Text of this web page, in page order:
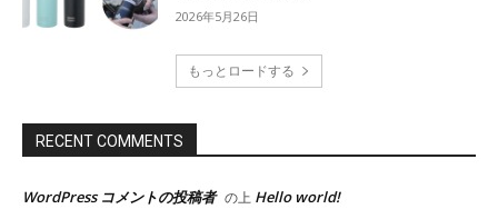
2026年5月26日
もっとロードする
RECENT COMMENTS
WordPress コメントの投稿者 の上 Hello world!